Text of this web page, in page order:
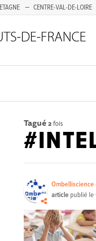
CENTRE-VAL-DE-LOIRE
Tagué 2fois
Ombelliscience
article publié le